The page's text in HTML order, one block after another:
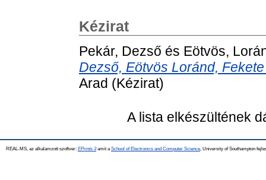
Kézirat
Pekár, Dezső és Eötvös,
Dezső, Eötvös Loránd,
Arad (Kézirat)
A lista elkészültének
REAL-MS, az alkalamzott szoftver: EPrints 3amit a School of Electronics and Computer Science , University of Southampton